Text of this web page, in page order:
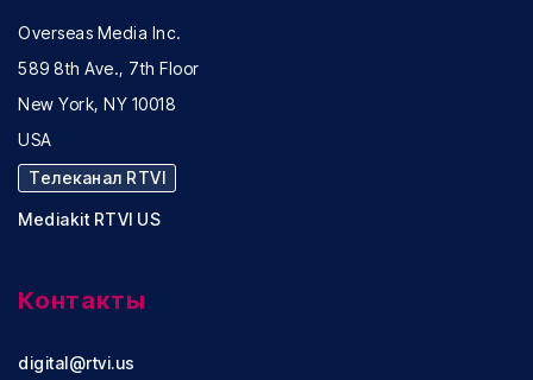
Overseas Media Inc.
589 8th Ave., 7th Floor
New York, NY 10018
USA
Телеканал RTVI
Mediakit RTVI US
Контакты
digital@rtvi.us